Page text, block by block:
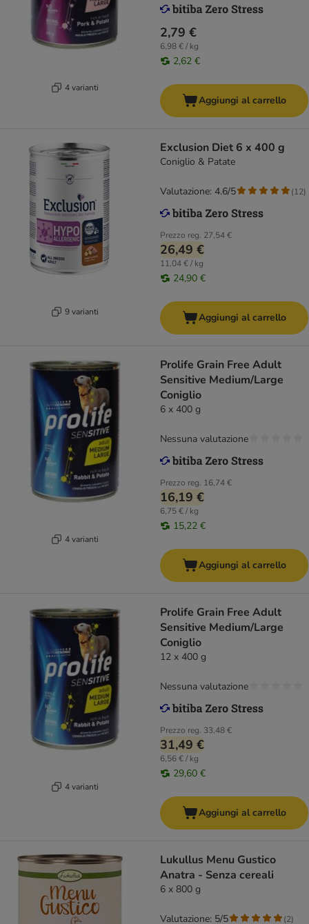
4 varianti
2,79 €
6,98 € / kg
2,62 €
Aggiungi al carrello
9 varianti
Exclusion Diet 6 x 400 g
Coniglio & Patate
Prezzo reg. 27,54 €
26,49 €
11,04 € / kg
24,90 €
Valutazione: 4.6/5 (12)
Aggiungi al carrello
4 varianti
Prolife Grain Free Adult
Sensitive Medium/Large
Coniglio
6 x 400 g
Prezzo reg. 16,74 €
16,19 €
6,75 € / kg
15,22 €
Nessuna valutazione
Aggiungi al carrello
4 varianti
Prolife Grain Free Adult
Sensitive Medium/Large
Coniglio
12 x 400 g
Prezzo reg. 33,48 €
31,49 €
6,56 € / kg
29,60 €
Nessuna valutazione
Aggiungi al carrello
Lukullus Menu Gustico
Anatra - Senza cereali
6 x 800 g
Valutazione: 5/5 (2)